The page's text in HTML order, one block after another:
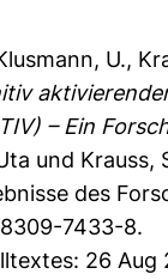
U.,
– Ein
und Krauss,
des
7433-8.
26 Aug